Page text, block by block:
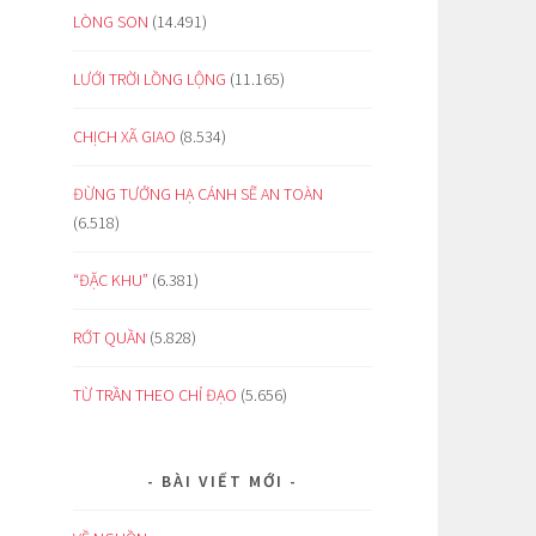
LÒNG SON (14.491)
LƯỚI TRỜI LỒNG LỘNG (11.165)
CHỊCH XÃ GIAO (8.534)
ĐỪNG TƯỞNG HẠ CÁNH SẼ AN TOÀN
(6.518)
“ĐẶC KHU” (6.381)
RỚT QUẦN (5.828)
TỪ TRẦN THEO CHỈ ĐẠO (5.656)
BÀI VIẾT MỚI